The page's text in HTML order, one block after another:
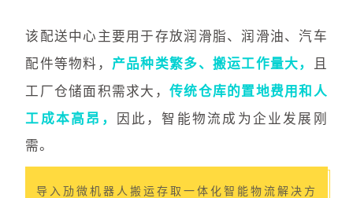
该配送中心主要用于存放润滑脂、润滑油、汽车
配件等物料， 产品种类繁多、搬运工作量大，
且
工厂仓储面积需求大， 传统仓库的置地费用和人
工成本高昂，
因此，智能物流成为企业发展刚
需。
导入劢微机器人搬运存取一体化智能物流解决方